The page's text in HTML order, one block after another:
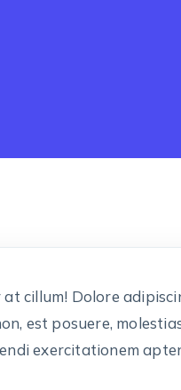
cillum! Dolore
est posuere,
exercitationem